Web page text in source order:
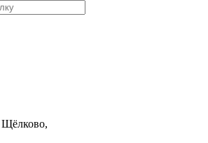
Щёлково,